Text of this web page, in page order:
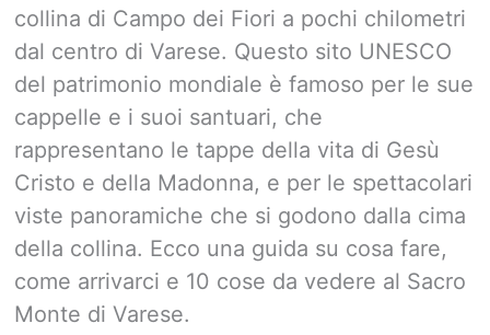
collina di Campo dei Fiori a pochi chilometri
dal centro di Varese. Questo sito UNESCO
del patrimonio mondiale è famoso per le sue
cappelle e i suoi santuari, che
rappresentano le tappe della vita di Gesù
Cristo e della Madonna, e per le spettacolari
viste panoramiche che si godono dalla cima
della collina. Ecco una guida su cosa fare,
come arrivarci e 10 cose da vedere al Sacro
Monte di Varese.